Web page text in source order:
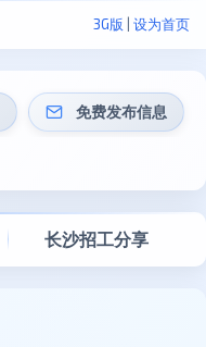
3G版 设为首页
免费发布信息
长沙招工分享